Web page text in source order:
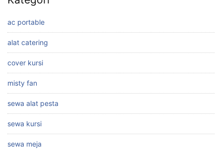
ac portable
alat catering
cover kursi
misty fan
sewa alat pesta
sewa kursi
sewa meja